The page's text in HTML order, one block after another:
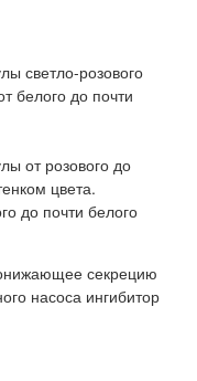
светло-розового
белого до почти
от розового до
цвета.
до почти белого
секрецию
насоса ингибитор